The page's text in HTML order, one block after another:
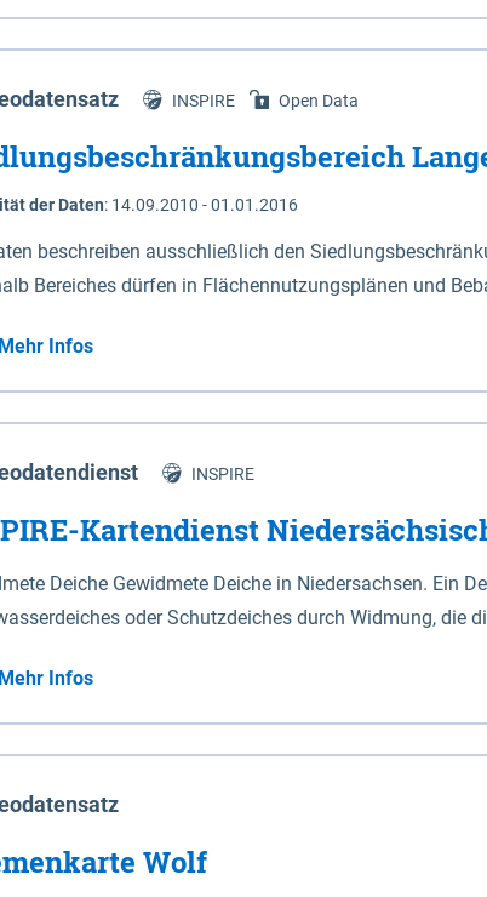
Niedersachsen (vgl. Abb. 4-1) entlang der Elbe
472,5 bei Schnackenburg bis 569 bei
Dannenberg und Lüneburg.
INSPIRE Open Data
der Daten: 14.09.2010 - 01.01.2016
beschreiben ausschließlich den
Bereiches dürfen in Flächennutzungsplänen und
Mehr Infos
INSPIRE
Kartendienst
Deiche Gewidmete Deiche in Niedersachsen. Ein
oder Schutzdeiches durch Widmung, die
Deiche gelten die Bestimmungen des
Sperrwerke Sperrwerke sind Bauwerke mit Sperrvorrichtungen in Tidegewässern, die dem
eines Gebietes vor erhöhten Tiden, vor allem vor
Art erhält die Eigenschaft eines Sperrwerkes
Mehr Infos
Wolf